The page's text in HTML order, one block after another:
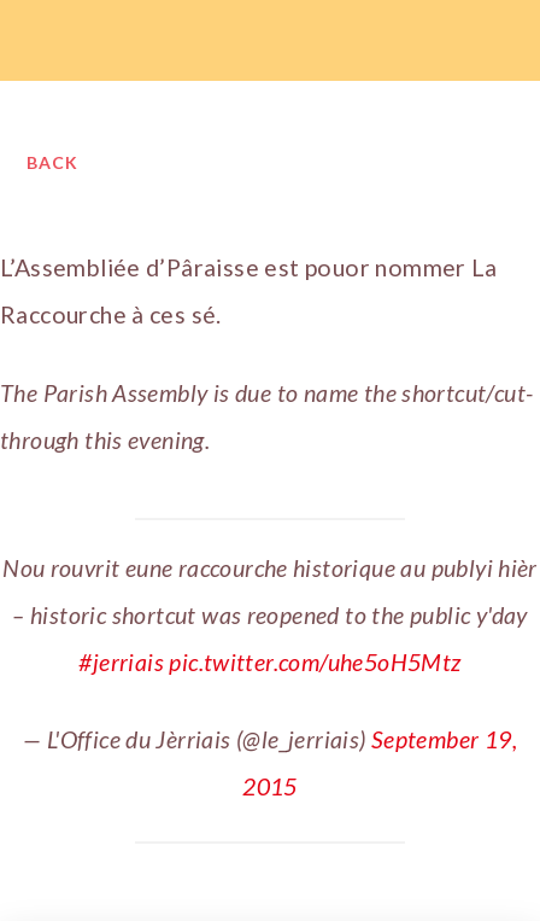
BACK
L’Assembliée d’Pâraisse est pouor nommer La
Raccourche à ces sé.
The Parish Assembly is due to name the shortcut/cut-
through this evening.
Nou rouvrit eune raccourche historique au publyi hièr
– historic shortcut was reopened to the public y'day
#jerriais pic.twitter.com/uhe5oH5Mtz
— L'Office du Jèrriais (@le_jerriais) September 19,
2015